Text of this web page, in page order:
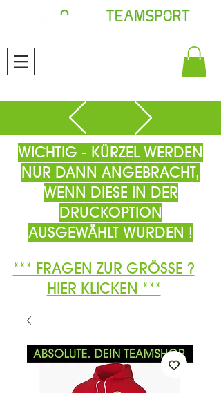
WICHTIG - KÜRZEL WERDEN
NUR DANN ANGEBRACHT,
WENN DIESE IN DER
DRUCKOPTION
AUSGEWÄHLT WURDEN !
*** FRAGEN ZUR GRÖSSE ?
HIER KLICKEN ***